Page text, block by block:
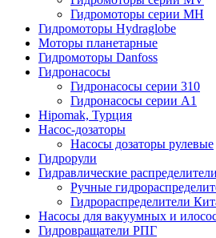
Гидромоторы серии MH
Гидромоторы Hydraglobe
Моторы планетарные
Гидромоторы Danfoss
Гидронасосы
Гидронасосы серии 310
Гидронасосы серии А1
Hipomak, Турция
Насос-дозаторы
Насосы дозаторы рулевые
Гидрорули
Гидравлические распределители
Ручные
Гидрораспределители
Насосы для вакуумных и
Гидровращатели РПГ